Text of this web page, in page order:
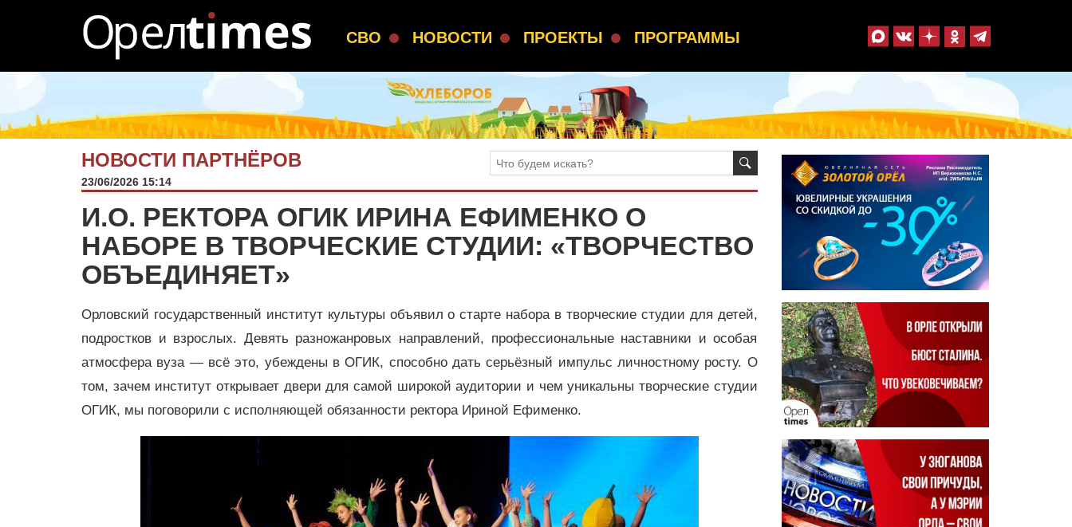
СВО НОВОСТИ ПРОЕКТЫ ПРОГРАММЫ
НОВОСТИ ПАРТНЁРОВ
23/06/2026 15:14
И.О. РЕКТОРА ОГИК ИРИНА ЕФИМЕНКО О
НАБОРЕ В ТВОРЧЕСКИЕ СТУДИИ: «ТВОРЧЕСТВО
ОБЪЕДИНЯЕТ»
Орловский государственный институт культуры объявил о старте набора в творческие студии для детей,
подростков и взрослых. Девять разножанровых направлений, профессиональные наставники и особая
атмосфера вуза — всё это, убеждены в ОГИК, способно дать серьёзный импульс личностному росту. О
том, зачем институт открывает двери для самой широкой аудитории и чем уникальны творческие студии
ОГИК, мы поговорили с исполняющей обязанности ректора Ириной Ефименко.